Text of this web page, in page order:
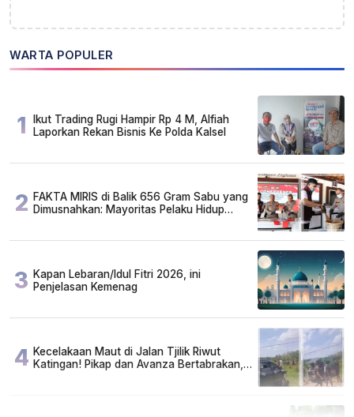
WARTA POPULER
1
Ikut Trading Rugi Hampir Rp 4 M, Alfiah
Laporkan Rekan Bisnis Ke Polda Kalsel
2 FAKTA MIRIS di Balik 656 Gram Sabu yang
Dimusnahkan: Mayoritas Pelaku Hidup
3 Kapan Lebaran/Idul Fitri 2026, ini
Penjelasan Kemenag
4 Kecelakaan Maut di Jalan Tjilik Riwut
Katingan! Pikap dan Avanza Bertabrakan,